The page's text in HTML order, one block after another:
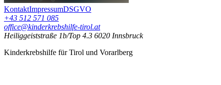
KontaktImpressumDSGVO
+43 512 571 085
office@kinderkrebshilfe-tirol.at
Heiliggeiststraße 1b/Top 4.3 6020 Innsbruck
Kinderkrebshilfe für Tirol und Vorarlberg